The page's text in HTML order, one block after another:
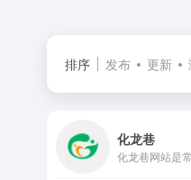
排序 发布 更新
化龙巷